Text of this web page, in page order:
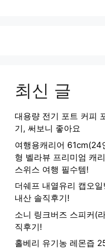
최신 글
대용량 전기 포트 커피
기, 써보니 좋아요
여행용캐리어 61cm(24
형 벨라뷰 프리미엄 캐
스위스 여행 필수템!
더쉐프 내열유리 캡오
내산 솔직후기!
소니 링크버즈 스피커(
직후기!
홀베리 유기농 레몬즙